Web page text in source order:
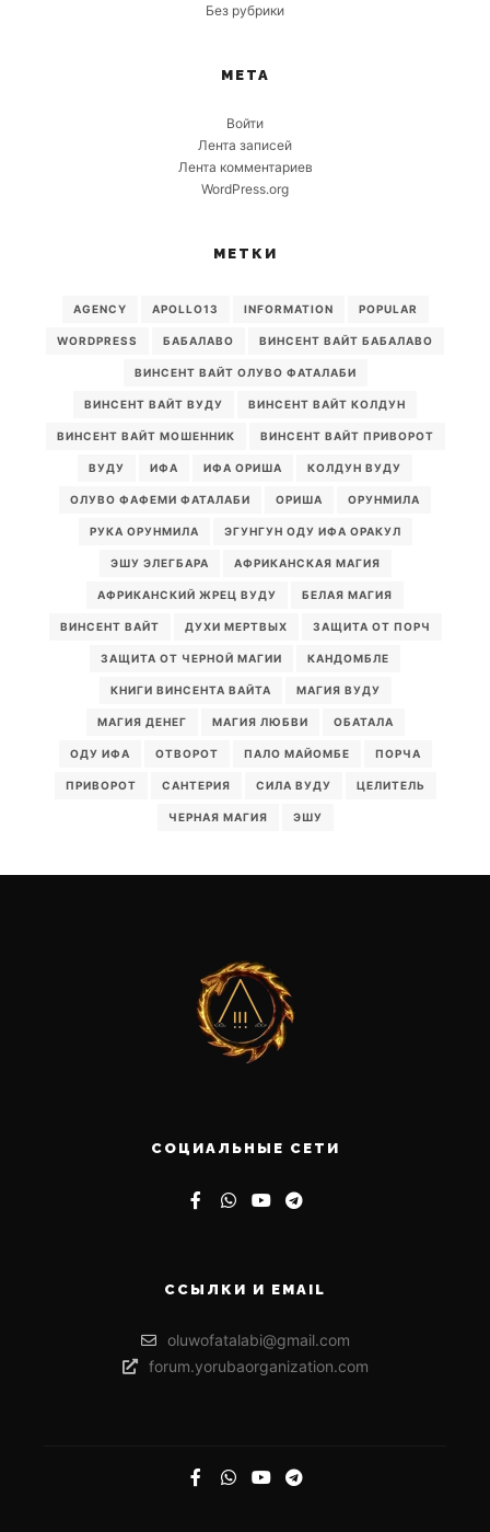
Без рубрики
МЕТА
Войти
Лента записей
Лента комментариев
WordPress.org
МЕТКИ
AGENCY APOLLO13 INFORMATION POPULAR
WORDPRESS БАБАЛАВО ВИНСЕНТ ВАЙТ БАБАЛАВО
ВИНСЕНТ ВАЙТ ОЛУВО ФАТАЛАБИ
ВИНСЕНТ ВАЙТ ВУДУ ВИНСЕНТ ВАЙТ КОЛДУН
ВИНСЕНТ ВАЙТ МОШЕННИК ВИНСЕНТ ВАЙТ ПРИВОРОТ
ВУДУ ИФА ИФА ОРИША КОЛДУН ВУДУ
ОЛУВО ФАФЕМИ ФАТАЛАБИ ОРИША ОРУНМИЛА
РУКА ОРУНМИЛА ЭГУНГУН ОДУ ИФА ОРАКУЛ
ЭШУ ЭЛЕГБАРА АФРИКАНСКАЯ МАГИЯ
АФРИКАНСКИЙ ЖРЕЦ ВУДУ БЕЛАЯ МАГИЯ
ВИНСЕНТ ВАЙТ ДУХИ МЕРТВЫХ ЗАЩИТА ОТ ПОРЧ
ЗАЩИТА ОТ ЧЕРНОЙ МАГИИ КАНДОМБЛЕ
КНИГИ ВИНСЕНТА ВАЙТА МАГИЯ ВУДУ
МАГИЯ ДЕНЕГ МАГИЯ ЛЮБВИ ОБАТАЛА
ОДУ ИФА ОТВОРОТ ПАЛО МАЙОМБЕ ПОРЧА
ПРИВОРОТ САНТЕРИЯ СИЛА ВУДУ ЦЕЛИТЕЛЬ
ЧЕРНАЯ МАГИЯ ЭШУ
СОЦИАЛЬНЫЕ СЕТИ
ССЫЛКИ И EMAIL
oluwofatalabi@gmail.com
forum.yorubaorganization.com